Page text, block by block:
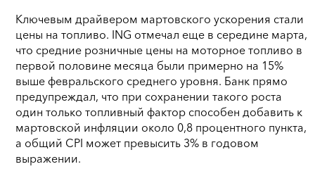
Ключевым драйвером мартовского ускорения стали
цены на топливо. ING отмечал еще в середине марта,
что средние розничные цены на моторное топливо в
первой половине месяца были примерно на 15%
выше февральского среднего уровня. Банк прямо
предупреждал, что при сохранении такого роста
один только топливный фактор способен добавить к
мартовской инфляции около 0,8 процентного пункта,
а общий CPI может превысить 3% в годовом
выражении.